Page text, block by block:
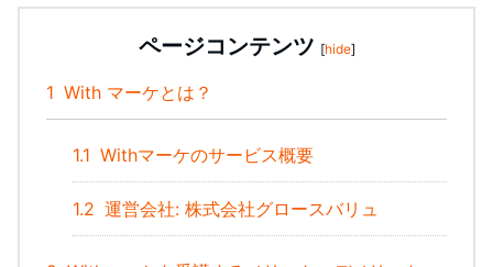
ページコンテンツ [hide]
1 With マーケとは？
1.1 Withマーケのサービス概要
1.2 運営会社: 株式会社グロースバリュ